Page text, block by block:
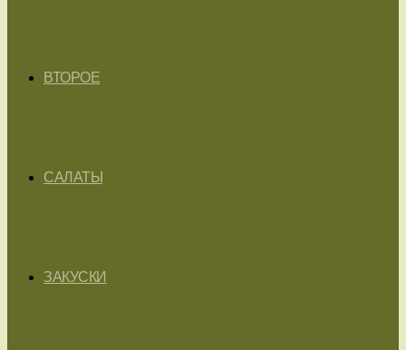
ВТОРОЕ
САЛАТЫ
ЗАКУСКИ